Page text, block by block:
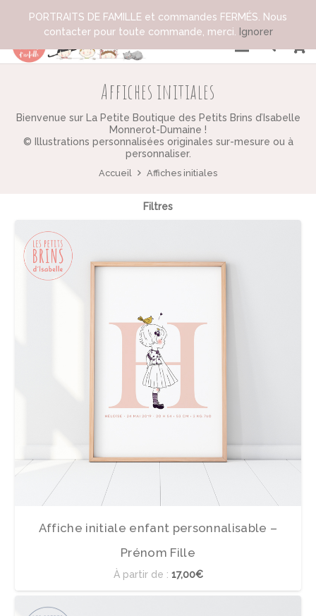
Affiches initiales
Bienvenue sur La Petite Boutique des Petits Brins d’Isabelle
Monnerot-Dumaine !
© Illustrations personnalisées originales sur-mesure ou à
personnaliser.
Accueil Affiches initiales
Filtres
Affiche initiale enfant personnalisable –
Prénom Fille
À partir de : 17,00€
PORTRAITS DE FAMILLE et commandes FERMÉS. Nous
contacter pour toute commande, merci.
Ignorer